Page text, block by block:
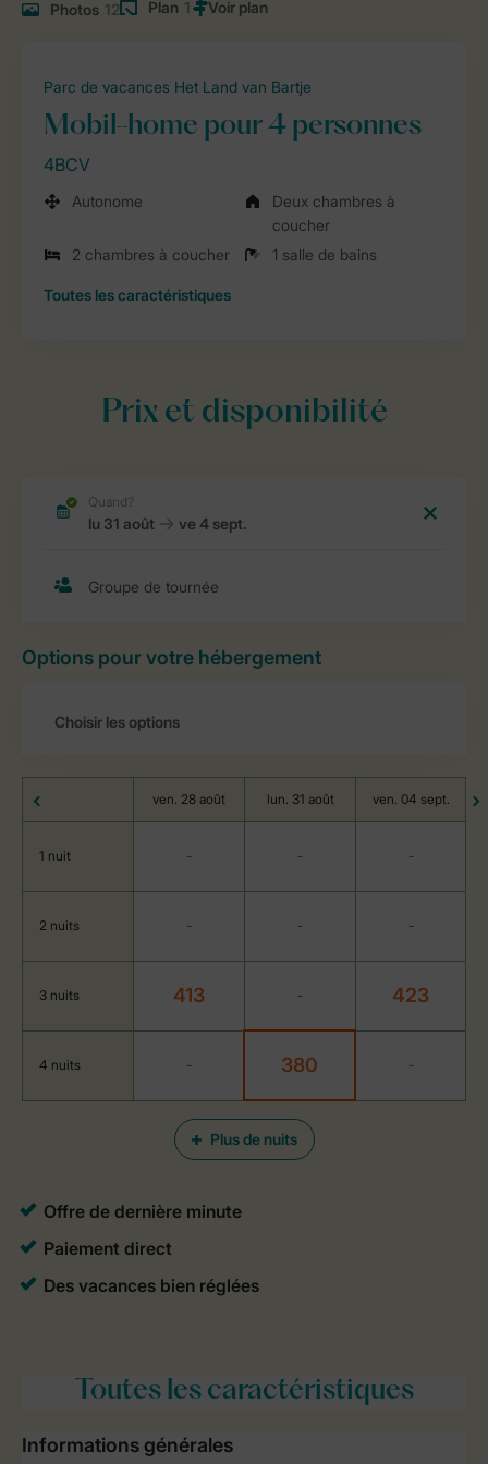
Photos 12 Plan 1
Parc de vacances Het Land van Bartje
Mobil-home pour 4 personnes
4BCV
Autonome
Deux chambres à
coucher
2 chambres à coucher
1 salle de bains
Toutes les caractéristiques
Prix et disponibilité
Options pour votre hébergement
Plus de nuits
ven. 28 août lun. 31 août ven. 04 sept.
1 nuit - - -
2 nuits - - -
3 nuits 413 - 423
4 nuits - 380 -
Toutesles caractéristiques
Informations générales